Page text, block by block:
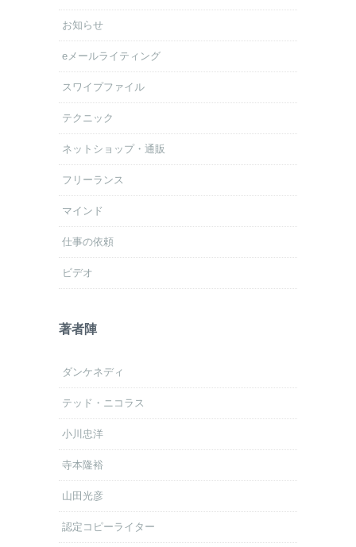
お知らせ
eメールライティング
スワイプファイル
テクニック
ネットショップ・通販
フリーランス
マインド
仕事の依頼
ビデオ
著者陣
ダンケネディ
テッド・ニコラス
小川忠洋
寺本隆裕
山田光彦
認定コピーライター